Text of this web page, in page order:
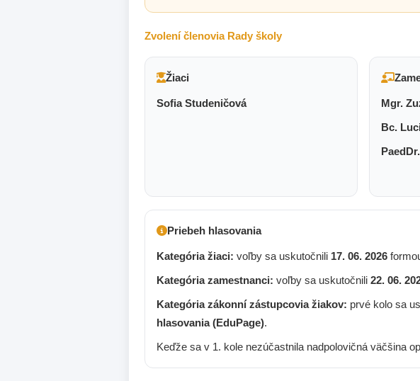
Zvolení členovia Rady školy
Žiaci
Sofia Studeničová
Mgr.
Bc.
Priebeh hlasovania
Kategória žiaci: voľby sa uskutočnili 17. 06. 2026
Kategória zamestnanci: voľby sa uskutočnili 22. 06.
Kategória zákonní zástupcovia žiakov: prvé kolo sa
hlasovania (EduPage).
Keďže sa v 1. kole nezúčastnila nadpolovičná väčšina